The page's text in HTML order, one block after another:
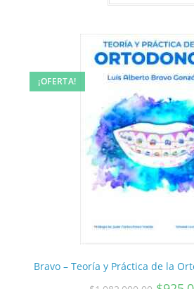
¡OFERTA!
Bravo – Teoría y Práctica de la